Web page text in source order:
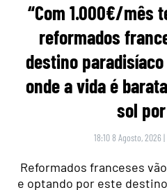
“Com 1.000€/mês
reformados
destino
onde a vida é
sol
18:10 8 Agosto, 2026 |
Reformados franceses
e optando por este